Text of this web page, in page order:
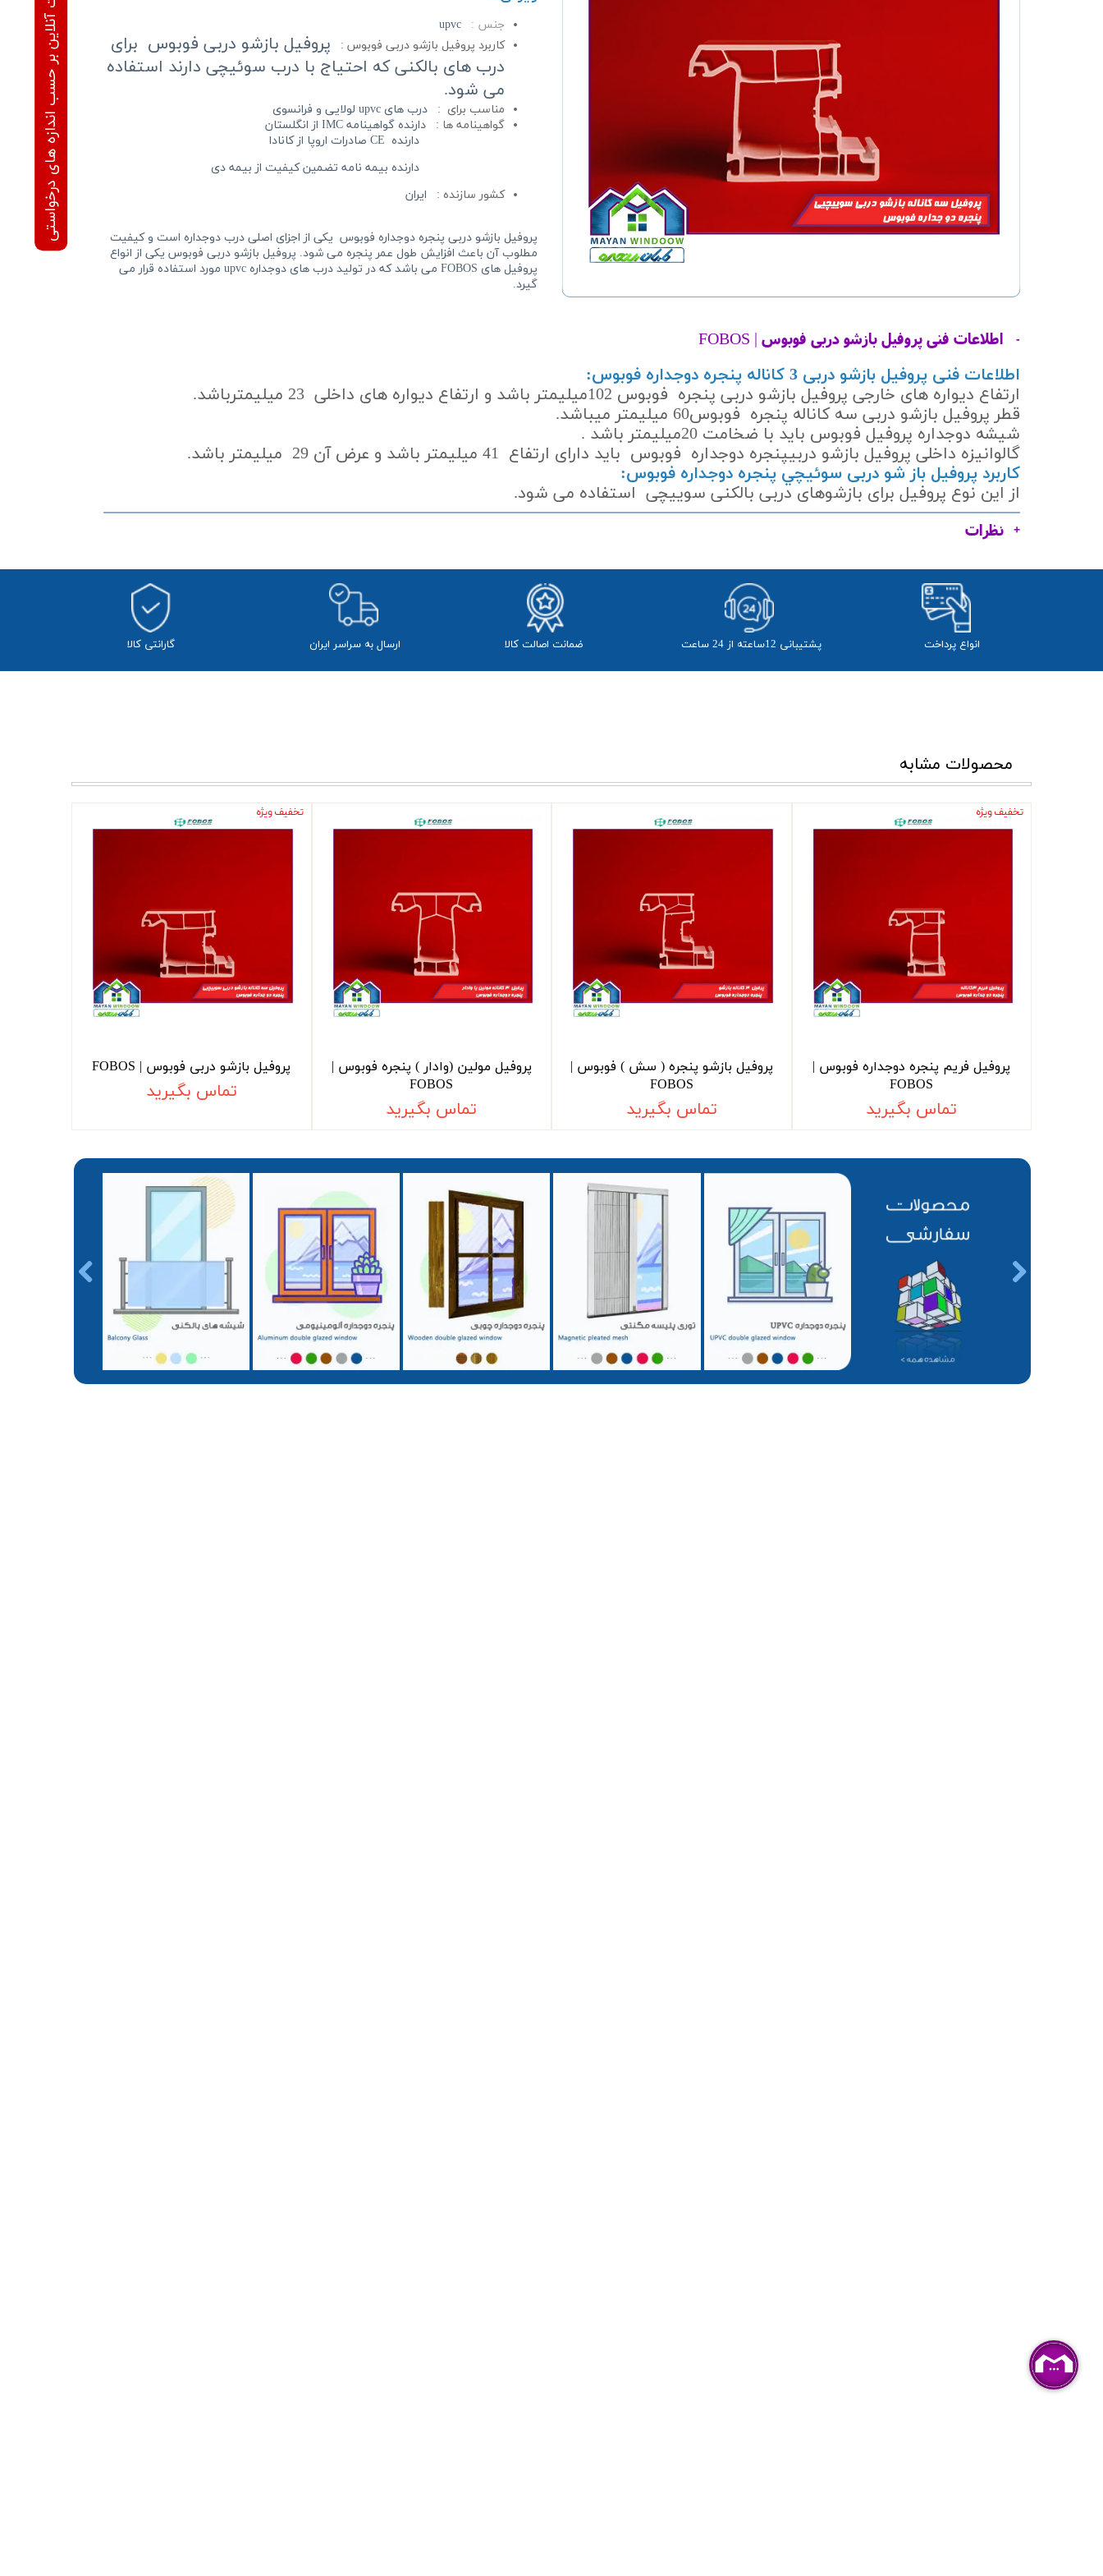
جنس :
upvc
کاربرد پروفیل بازشو دربی فوبوس : پروفیل بازشو دربی فوبوس برای
درب های بالکنی که احتیاج با درب سوئیچی دارند استفاده
می شود.
مناسب برای :درب های upvc لولایی و فرانسوی
گواهینامه ها :دارنده گواهینامه IMC از انگلستان
دارنده CE صادرات اروپا از کانادا
دارنده بیمه نامه تضمین کیفیت از بیمه دی
کشور سازنده : ایران
پروفیل بازشو دربی پنجره دوجداره فوبوس یکی از اجزای اصلی درب دوجداره است و کیفیت
مطلوب آن باعث افزایش طول عمر پنجره می شود. پروفیل بازشو دربی فوبوس یکی از انواع
پروفیل های FOBOS می باشد که در تولید درب های دوجداره upvc مورد استفاده قرار می
گیرد.
اطلاعات فنی پروفیل بازشو دربی فوبوس | FOBOS
اطلاعات فنی پروفیل بازشو دربی 3 کاناله پنجره دوجداره فوبوس:
ارتفاع دیواره های خارجی پروفیل بازشو دربی پنجره فوبوس 102میلیمتر باشد و ارتفاع دیواره های داخلی 23 میلیمترباشد.
قطر پروفیل بازشو دربی سه کاناله پنجره فوبوس60 میلیمتر میباشد.
شیشه دوجداره پروفیل فوبوس باید با ضخامت 20میلیمتر باشد .
گالوانیزه داخلی پروفیل بازشو دربیپنجره دوجداره فوبوس باید دارای ارتفاع 41 میلیمتر باشد و عرض آن 29 میلیمتر باشد.
کاربرد پروفیل باز شو دربی سوئيچي پنجره دوجداره فوبوس:
از این نوع پروفیل برای بازشوهای دربی بالکنی سوییچی استفاده می شود.
نظرات
محاسبه قیمت آنلاین بر حسب اندازه های درخواستی
انواع پرداخت پشتیبانی 12ساعته از 24 ساعت ضمانت اصالت کالا ​ارسال به سراسر ایران ​​گارانتی کالا
محصولات مشابه
پروفیل فریم پنجره دوجداره فوبوس |
FOBOS
تماس بگیرید
تخفیف ویژه
پروفیل بازشو پنجره ( سش ) فوبوس |
FOBOS
تماس بگیرید
پروفیل مولین (وادار ) پنجره فوبوس |
FOBOS
تماس بگیرید
پروفیل بازشو دربی فوبوس | FOBOS
تماس بگیرید
تخفیف ویژه